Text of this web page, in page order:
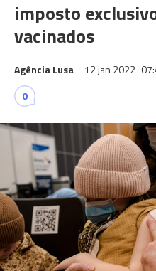
imposto
vacinados
Agência Lusa 12 jan 2022
0